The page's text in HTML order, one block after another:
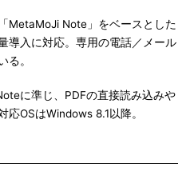
MetaMoJi Note」をベースとした
導入に対応。専用の電話／メール
る。
に準じ、PDFの直接読み込みや
OSはWindows 8.1以降。